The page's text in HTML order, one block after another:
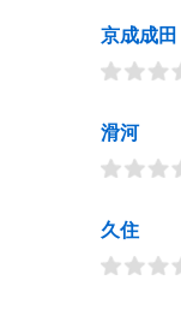
京成成田
滑河
久住